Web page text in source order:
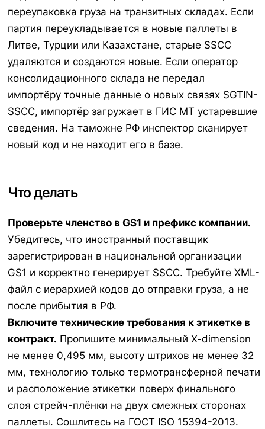
переупаковка груза на транзитных складах. Если
партия переукладывается в новые паллеты в
Литве, Турции или Казахстане, старые SSCC
удаляются и создаются новые. Если оператор
консолидационного склада не передал
импортёру точные данные о новых связях SGTIN-
SSCC, импортёр загружает в ГИС МТ устаревшие
сведения. На таможне РФ инспектор сканирует
новый код и не находит его в базе.
Что делать
Проверьте членство в GS1 и префикс компании.
Убедитесь, что иностранный поставщик
зарегистрирован в национальной организации
GS1 и корректно генерирует SSCC. Требуйте XML-
файл с иерархией кодов до отправки груза, а не
после прибытия в РФ.
Включите технические требования к этикетке в
контракт. Пропишите минимальный X-dimension
не менее 0,495 мм, высоту штрихов не менее 32
мм, технологию только термотрансферной печати
и расположение этикетки поверх финального
слоя стрейч-плёнки на двух смежных сторонах
паллеты. Сошлитесь на ГОСТ ISO 15394-2013.